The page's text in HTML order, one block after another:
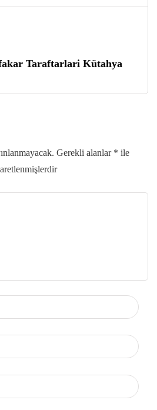
Taraftarlari Kütahya
Gerekli alanlar * ile